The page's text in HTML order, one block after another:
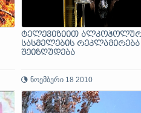
ტელევიზიით
სასმელების რეკლამირება
შეიზღუდება
ნოემბერი 18 2010